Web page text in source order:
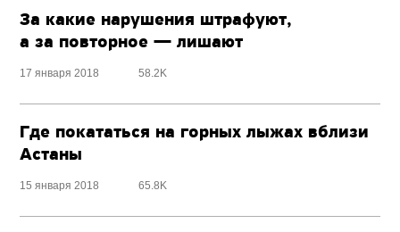
За какие нарушения штрафуют,
а за повторное — лишают
17 января 2018 58.2K
Где покататься на горных лыжах вблизи
Астаны
15 января 2018 65.8K